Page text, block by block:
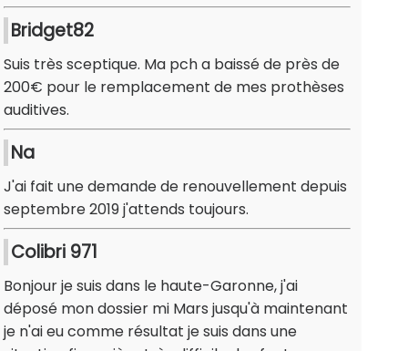
Bridget82
Suis très sceptique. Ma pch a baissé de près de
200€ pour le remplacement de mes prothèses
auditives.
Na
J'ai fait une demande de renouvellement depuis
septembre 2019 j'attends toujours.
Colibri 971
Bonjour je suis dans le haute-Garonne, j'ai
déposé mon dossier mi Mars jusqu'à maintenant
je n'ai eu comme résultat je suis dans une